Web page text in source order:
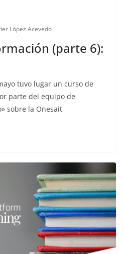
López Acevedo
(parte 6):
tuvo lugar un curso de
parte del equipo de
sobre la Onesait